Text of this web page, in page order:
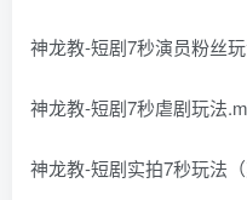
神龙教-短剧7秒演员粉丝
神龙教-短剧7秒虐剧玩法
神龙教-短剧实拍7秒玩法